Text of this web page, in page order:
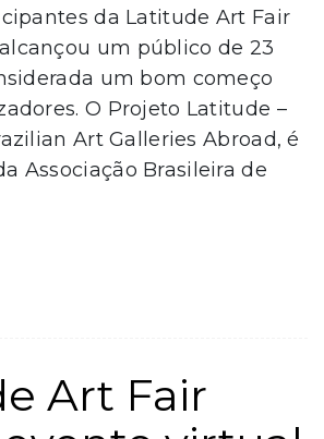
da Latitude Art Fair
um público de 23
um bom começo
O Projeto Latitude –
Art Galleries Abroad, é
Associação Brasileira de
Art Fair